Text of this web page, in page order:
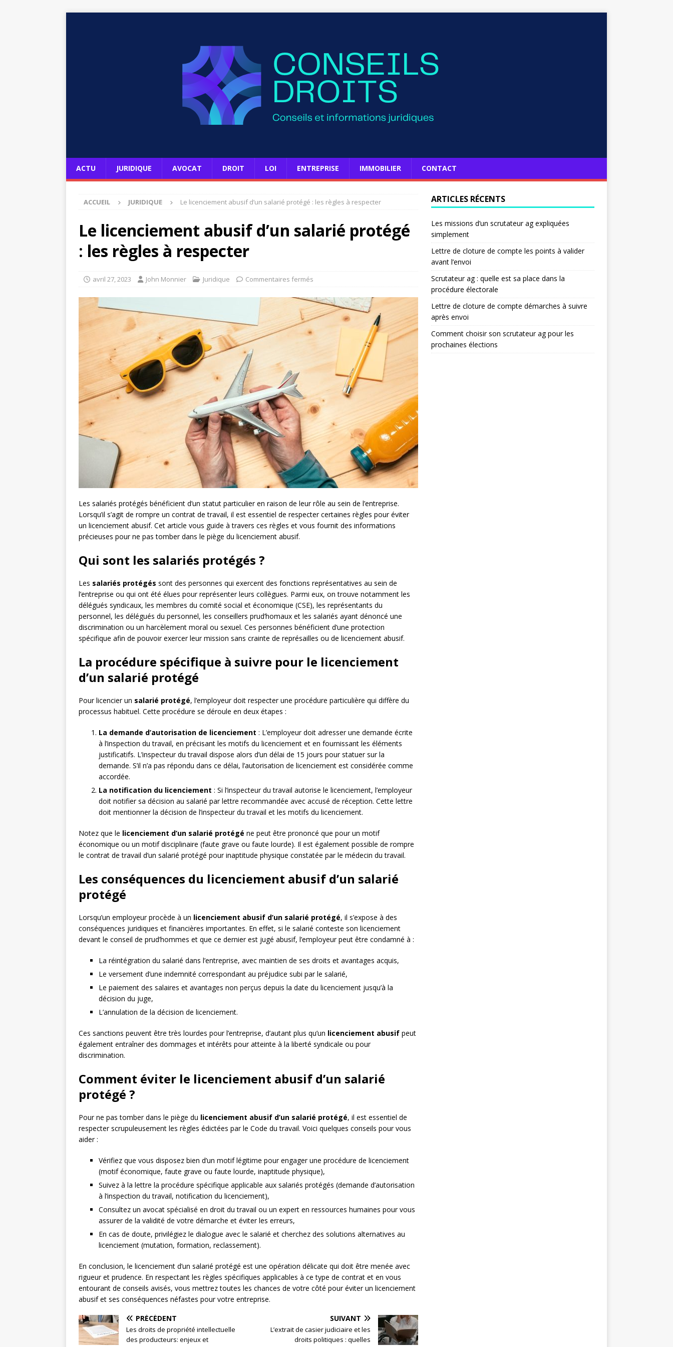
ACTU JURIDIQUE AVOCAT DROIT LOI ENTREPRISE IMMOBILIER CONTACT
ACCUEIL JURIDIQUE Le licenciement abusif d’un salarié protégé : les règles à respecter
Le licenciement abusif d’un salarié protégé
: les règles à respecter
avril 27, 2023 John Monnier Juridique Commentaires fermés
Les salariés protégés bénéficient d’un statut particulier en raison de leur rôle au sein de l’entreprise.
Lorsqu’il s’agit de rompre un contrat de travail, il est essentiel de respecter certaines règles pour éviter
un licenciement abusif. Cet article vous guide à travers ces règles et vous fournit des informations
précieuses pour ne pas tomber dans le piège du licenciement abusif.
Qui sont les salariés protégés ?
Les salariés protégés sont des personnes qui exercent des fonctions représentatives au sein de
l’entreprise ou qui ont été élues pour représenter leurs collègues. Parmi eux, on trouve notamment les
délégués syndicaux, les membres du comité social et économique (CSE), les représentants du
personnel, les délégués du personnel, les conseillers prud’homaux et les salariés ayant dénoncé une
discrimination ou un harcèlement moral ou sexuel. Ces personnes bénéficient d’une protection
spécifique afin de pouvoir exercer leur mission sans crainte de représailles ou de licenciement abusif.
La procédure spécifique à suivre pour le licenciement
d’un salarié protégé
Pour licencier un salarié protégé, l’employeur doit respecter une procédure particulière qui diffère du
processus habituel. Cette procédure se déroule en deux étapes :
La demande d’autorisation de licenciement : L’employeur doit adresser une demande écrite
à l’inspection du travail, en précisant les motifs du licenciement et en fournissant les éléments
justificatifs. L’inspecteur du travail dispose alors d’un délai de 15 jours pour statuer sur la
demande. S’il n’a pas répondu dans ce délai, l’autorisation de licenciement est considérée comme
accordée.
La notification du licenciement : Si l’inspecteur du travail autorise le licenciement, l’employeur
doit notifier sa décision au salarié par lettre recommandée avec accusé de réception. Cette lettre
doit mentionner la décision de l’inspecteur du travail et les motifs du licenciement.
Notez que le licenciement d’un salarié protégé ne peut être prononcé que pour un motif
économique ou un motif disciplinaire (faute grave ou faute lourde). Il est également possible de rompre
le contrat de travail d’un salarié protégé pour inaptitude physique constatée par le médecin du travail.
Les conséquences du licenciement abusif d’un salarié
protégé
Lorsqu’un employeur procède à un licenciement abusif d’un salarié protégé, il s’expose à des
conséquences juridiques et financières importantes. En effet, si le salarié conteste son licenciement
devant le conseil de prud’hommes et que ce dernier est jugé abusif, l’employeur peut être condamné à :
La réintégration du salarié dans l’entreprise, avec maintien de ses droits et avantages acquis,
Le versement d’une indemnité correspondant au préjudice subi par le salarié,
Le paiement des salaires et avantages non perçus depuis la date du licenciement jusqu’à la
décision du juge,
L’annulation de la décision de licenciement.
Ces sanctions peuvent être très lourdes pour l’entreprise, d’autant plus qu’un licenciement abusif peut
également entraîner des dommages et intérêts pour atteinte à la liberté syndicale ou pour
discrimination.
Comment éviter le licenciement abusif d’un salarié
protégé ?
Pour ne pas tomber dans le piège du licenciement abusif d’un salarié protégé, il est essentiel de
respecter scrupuleusement les règles édictées par le Code du travail. Voici quelques conseils pour vous
aider :
Vérifiez que vous disposez bien d’un motif légitime pour engager une procédure de licenciement
(motif économique, faute grave ou faute lourde, inaptitude physique),
Suivez à la lettre la procédure spécifique applicable aux salariés protégés (demande d’autorisation
à l’inspection du travail, notification du licenciement),
Consultez un avocat spécialisé en droit du travail ou un expert en ressources humaines pour vous
assurer de la validité de votre démarche et éviter les erreurs,
En cas de doute, privilégiez le dialogue avec le salarié et cherchez des solutions alternatives au
licenciement (mutation, formation, reclassement).
En conclusion, le licenciement d’un salarié protégé est une opération délicate qui doit être menée avec
rigueur et prudence. En respectant les règles spécifiques applicables à ce type de contrat et en vous
entourant de conseils avisés, vous mettrez toutes les chances de votre côté pour éviter un licenciement
abusif et ses conséquences néfastes pour votre entreprise.
PRÉCÉDENT
Les droits de propriété intellectuelle
des producteurs: enjeux et
SUIVANT
L’extrait de casier judiciaire et les
droits politiques : quelles
ARTICLES RÉCENTS
Les missions d’un scrutateur ag expliquées
simplement
Lettre de cloture de compte les points à valider
avant l’envoi
Scrutateur ag : quelle est sa place dans la
procédure électorale
Lettre de cloture de compte démarches à suivre
après envoi
Comment choisir son scrutateur ag pour les
prochaines élections